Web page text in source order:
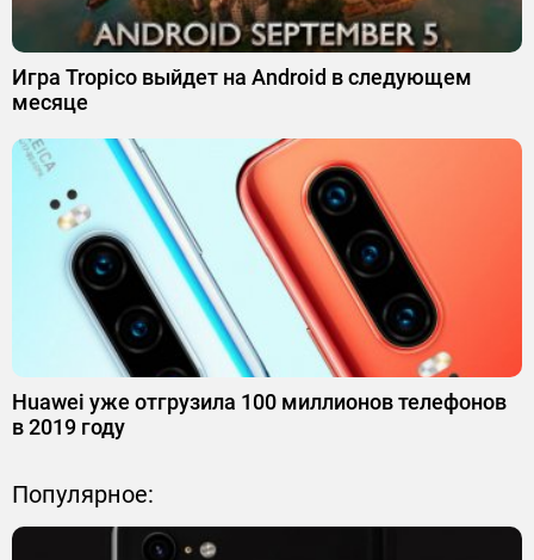
Игра Tropico выйдет на Android в следующем
месяце
Huawei уже отгрузила 100 миллионов телефонов
в 2019 году
Популярное: